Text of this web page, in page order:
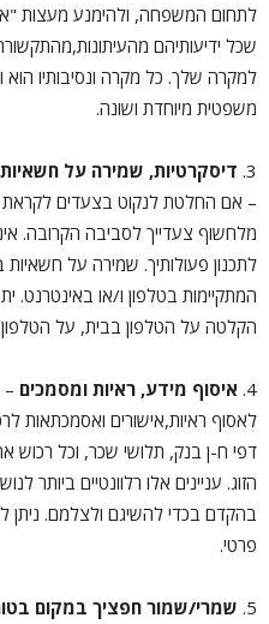
לתחום המשפחה, ולהימנע מעצות
שכל ידיעותיהם
למקרה שלך. כל מקרה ונסיבותיו
משפטית מיוחדת ושונה.
3. דיסקרטיות, שמירה על
– אם החלטת לנקוט בצעדים
מלחשוף צעדייך לסביבה הקרובה.
לתכנון פעולותיך. שמירה על
המתקיימות בטלפון ו/או באינטרנט.
הקלטה על הטלפון בבית, על
4. איסוף מידע, ראיות ומסמכים –
לאסוף ראיות,אישורים ואסמכתאות
דפי ח-ן בנק, תלושי שכר, וכל
הזוג. עניינים אלו רלוונטיים ביותר
בהקדם בכדי להשיגם ולצלמם. ניתן
פרטי.
5. שמרי/שמור חפציך במקום